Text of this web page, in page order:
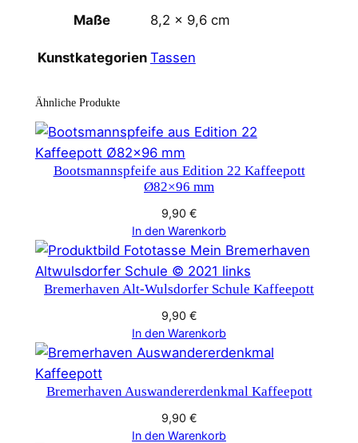
f
e
e
p
o
e
n
Maße 8,2 × 9,6 cm
Kunstkategorien Tassen
Ähnliche Produkte
Bootsmannspfeife aus Edition 22 Kaffeepott
Ø82×96 mm
9,90 €
In den Warenkorb
Bremerhaven Alt-Wulsdorfer Schule Kaffeepott
9,90 €
In den Warenkorb
Bremerhaven Auswandererdenkmal Kaffeepott
9,90 €
In den Warenkorb